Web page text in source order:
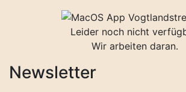
Leider noch nicht
Wir arbeiten daran.
Newsletter